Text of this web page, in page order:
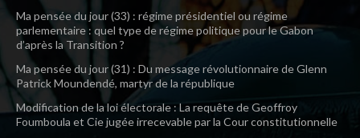
Ma pensée du jour (33) : régime présidentiel ou régime
parlementaire : quel type de régime politique pour le Gabon
d’après la Transition ?
Ma pensée du jour (31) : Du message révolutionnaire de Glenn
Patrick Moundendé, martyr de la république
Modification de la loi électorale : La requête de Geoffroy
Foumboula et Cie jugée irrecevable par la Cour constitutionnelle